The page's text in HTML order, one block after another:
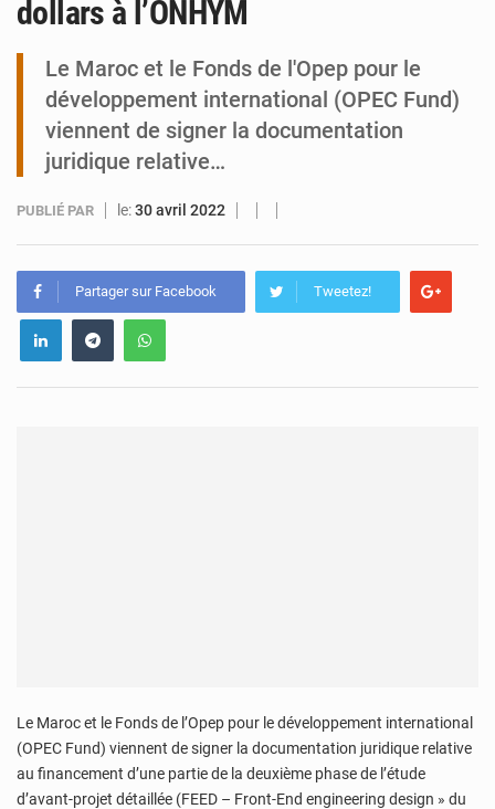
dollars à l’ONHYM
Le Maroc et le Fonds de l'Opep pour le
développement international (OPEC Fund)
viennent de signer la documentation
juridique relative…
PUBLIÉ PAR le:30 avril 2022
Partager sur Facebook Tweetez!
Le Maroc et le Fonds de l’Opep pour le développement international
(OPEC Fund) viennent de signer la documentation juridique relative
au financement d’une partie de la deuxième phase de l’étude
d’avant-projet détaillée (FEED – Front-End engineering design » du